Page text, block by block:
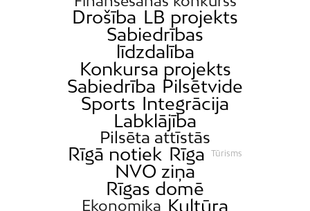
Drošība LB projekts
Sabiedrības
līdzdalība
Konkursa projekts
Sabiedrība Pilsētvide
Sports Integrācija
Labklājība
Pilsēta attīstās
Rīgā notiek Rīga Tūrisms
NVO ziņa
Rīgas domē
Ekonomika Kultūra